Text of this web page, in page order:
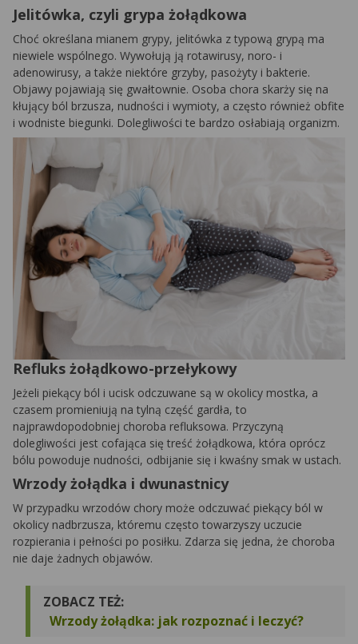
Jelitówka, czyli grypa żołądkowa
Choć określana mianem grypy, jelitówka z typową grypą ma
niewiele wspólnego. Wywołują ją rotawirusy, noro- i
adenowirusy, a także niektóre grzyby, pasożyty i bakterie.
Objawy pojawiają się gwałtownie. Osoba chora skarży się na
kłujący ból brzusza, nudności i wymioty, a często również obfite
i wodniste biegunki. Dolegliwości te bardzo osłabiają organizm.
Refluks żołądkowo-przełykowy
Jeżeli piekący ból i ucisk odczuwane są w okolicy mostka, a
czasem promieniują na tylną część gardła, to
najprawdopodobniej choroba refluksowa. Przyczyną
dolegliwości jest cofająca się treść żołądkowa, która oprócz
bólu powoduje nudności, odbijanie się i kwaśny smak w ustach.
Wrzody żołądka i dwunastnicy
W przypadku wrzodów chory może odczuwać piekący ból w
okolicy nadbrzusza, któremu często towarzyszy uczucie
rozpierania i pełności po posiłku. Zdarza się jedna, że choroba
nie daje żadnych objawów.
ZOBACZ TEŻ:
Wrzody żołądka: jak rozpoznać i leczyć?